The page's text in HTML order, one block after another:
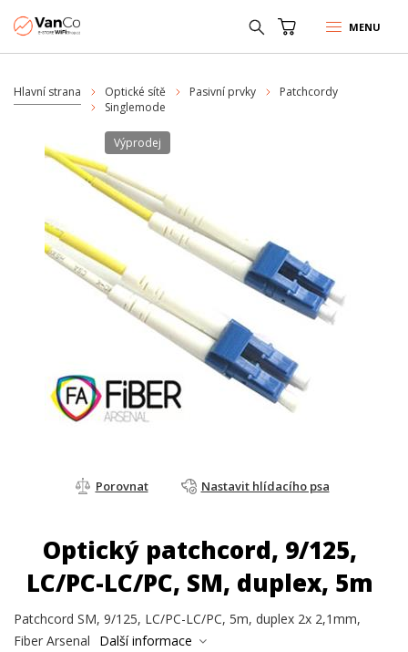
MENU
Hlavní strana Optické sítě Pasivní prvky
Patchcordy
Singlemode
Výprodej
Porovnat Nastavit hlídacího psa
Optický patchcord, 9/125,
LC/PC-LC/PC, SM, duplex, 5m
Patchcord SM, 9/125, LC/PC-LC/PC, 5m, duplex 2x 2,1mm,
Fiber Arsenal
Další informace